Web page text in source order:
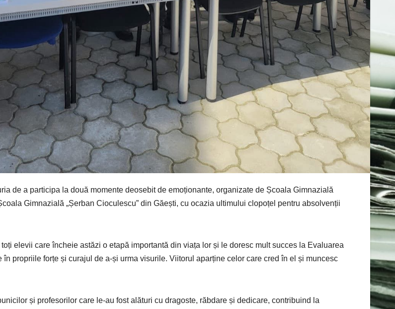
de a participa la două momente deosebit de emoționante, organizate de Școala Gimnazială
Gimnazială „Șerban Cioculescu” din Găești, cu ocazia ultimului clopoțel pentru absolvenții
toți elevii care încheie astăzi o etapă importantă din viața lor și le doresc mult succes la Evaluarea
în propriile forțe și curajul de a-și urma visurile. Viitorul aparține celor care cred în el și muncesc
și profesorilor care le-au fost alături cu dragoste, răbdare și dedicare, contribuind la